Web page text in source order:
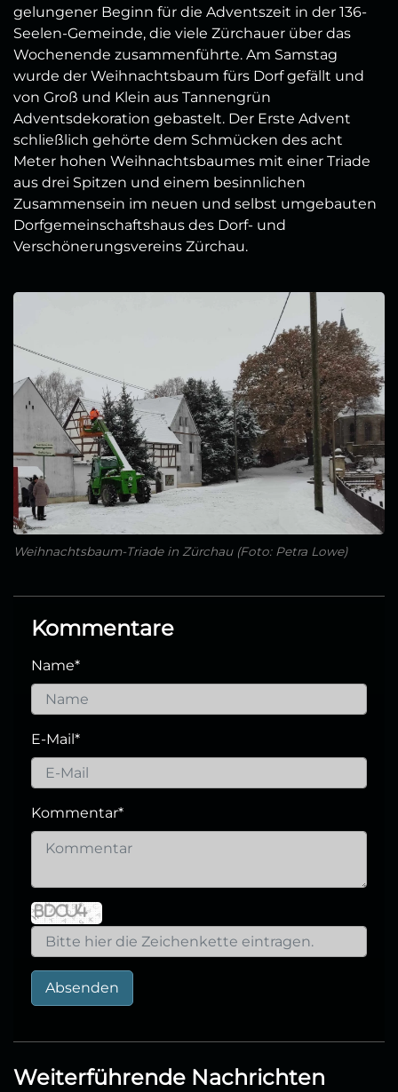
gelungener Beginn für die Adventszeit in der 136-
Seelen-Gemeinde, die viele Zürchauer über das
Wochenende zusammenführte. Am Samstag
wurde der Weihnachtsbaum fürs Dorf gefällt und
von Groß und Klein aus Tannengrün
Adventsdekoration gebastelt. Der Erste Advent
schließlich gehörte dem Schmücken des acht
Meter hohen Weihnachtsbaumes mit einer Triade
aus drei Spitzen und einem besinnlichen
Zusammensein im neuen und selbst umgebauten
Dorfgemeinschaftshaus des Dorf- und
Verschönerungsvereins Zürchau.
Weihnachtsbaum-Triade in Zürchau (Foto: Petra Lowe)
Kommentare
Name*
E-Mail*
Kommentar*
Absenden
Weiterführende Nachrichten